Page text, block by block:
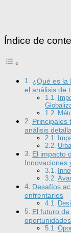
Índice de
¿Qué es la
el análisis de
Principales
análisis
El impacto
Innovaciones
Desafíos
enfrentarlos
El futuro